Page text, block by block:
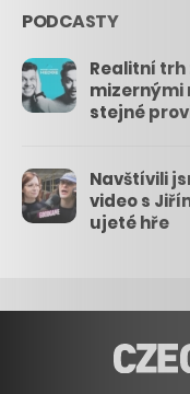
PODCASTY
Realitní
mizernými
stejné
Navštívili
video s
ujeté hře